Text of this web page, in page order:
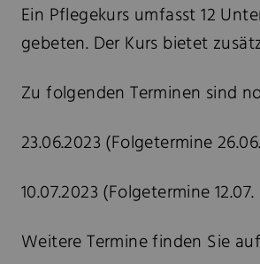
Ein Pflegekurs umfasst 12
gebeten. Der Kurs bietet
Zu folgenden Terminen sind
23.06.2023 (Folgetermine
10.07.2023 (Folgetermine
Weitere Termine finden Sie